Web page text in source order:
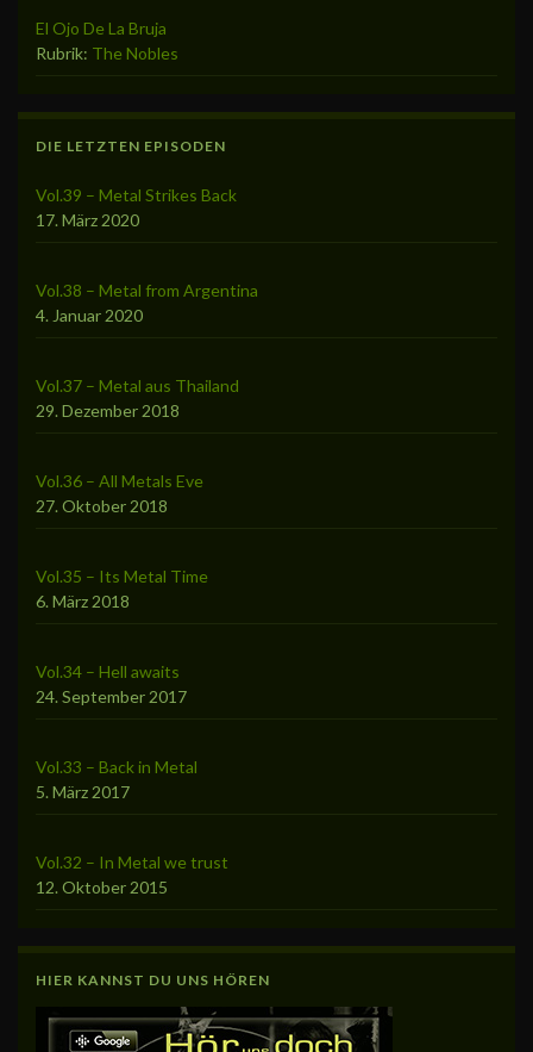
El Ojo De La Bruja
Rubrik: The Nobles
DIE LETZTEN EPISODEN
Vol.39 – Metal Strikes Back
17. März 2020
Vol.38 – Metal from Argentina
4. Januar 2020
Vol.37 – Metal aus Thailand
29. Dezember 2018
Vol.36 – All Metals Eve
27. Oktober 2018
Vol.35 – Its Metal Time
6. März 2018
Vol.34 – Hell awaits
24. September 2017
Vol.33 – Back in Metal
5. März 2017
Vol.32 – In Metal we trust
12. Oktober 2015
HIER KANNST DU UNS HÖREN